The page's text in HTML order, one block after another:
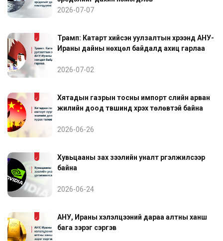
2026-07-07
Трамп: Катарт хийсэн уулзалтын хүрээнд АНУ-
Ираны дайны нөхцөл байдалд ахиц гарлаа
2026-07-02
Хятадын газрын тосны импорт сүүлийн арван
жилийн доод түвшинд хүрэх төлөвтэй байна
2026-06-26
Хувьцааны зах зээлийн уналт үргэлжилсээр
байна
2026-06-24
АНУ, Ираны хэлэлцээний дараа алтны ханш
бага зэрэг сэргэв